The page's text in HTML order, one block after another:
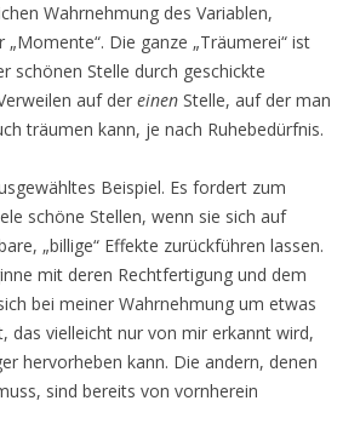
Wahrnehmung des Variablen,
„Momente“. Die ganze „Träumerei“ ist
schönen Stelle durch geschickte
auf der einen Stelle, auf der man
träumen kann, je nach Ruhebedürfnis.
Beispiel. Es fordert zum
schöne Stellen, wenn sie sich auf
„billige“ Effekte zurückführen lassen.
mit deren Rechtfertigung und dem
bei meiner Wahrnehmung um etwas
das vielleicht nur von mir erkannt wird,
hervorheben kann. Die andern, denen
sind bereits von vornherein